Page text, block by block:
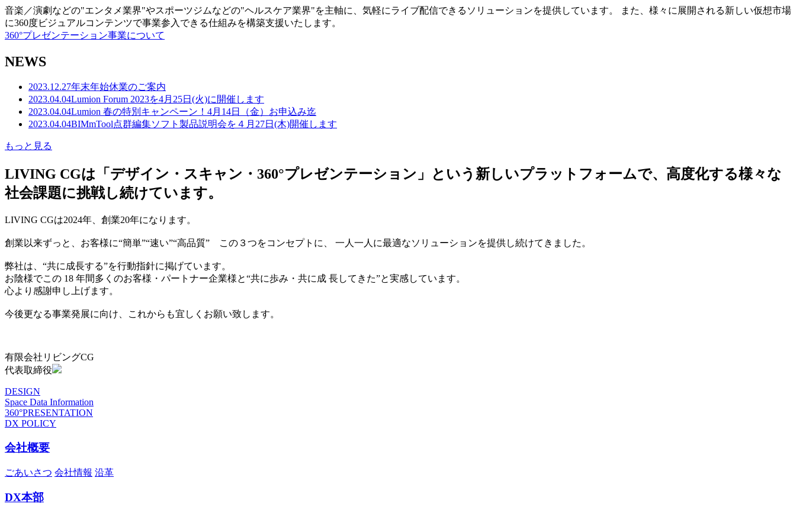
音楽／演劇などの"エンタメ業界"やスポーツジムなどの"ヘルスケア業界"を主軸に、気軽にライブ配信できるソリューションを提供しています。 また、様々に展開される新しい仮想市場
に360度ビジュアルコンテンツで事業参入できる仕組みを構築支援いたします。
360°プレゼンテーション事業について
NEWS
2023.12.27年末年始休業のご案内
2023.04.04Lumion Forum 2023を4月25日(火)に開催します
2023.04.04Lumion 春の特別キャンペーン！4月14日（金）お申込み迄
2023.04.04BIMmTool点群編集ソフト製品説明会を４月27日(木)開催します
もっと見る
LIVING CGは「デザイン・スキャン・360°プレゼンテーション」という新しいプラットフォームで、高度化する様々な
社会課題に挑戦し続けています。
LIVING CGは2024年、創業20年になります。
創業以来ずっと、お客様に“簡単”“速い”“高品質” この３つをコンセプトに、 一人一人に最適なソリューションを提供し続けてきました。
弊社は、“共に成長する”を行動指針に掲げています。
お陰様でこの 18 年間多くのお客様・パートナー企業様と“共に歩み・共に成 長してきた”と実感しています。
心より感謝申し上げます。
今後更なる事業発展に向け、これからも宜しくお願い致します。
有限会社リビングCG
代表取締役
DESIGN
Space Data Information
360°PRESENTATION
DX POLICY
会社概要
ごあいさつ 会社情報 沿革
DX本部